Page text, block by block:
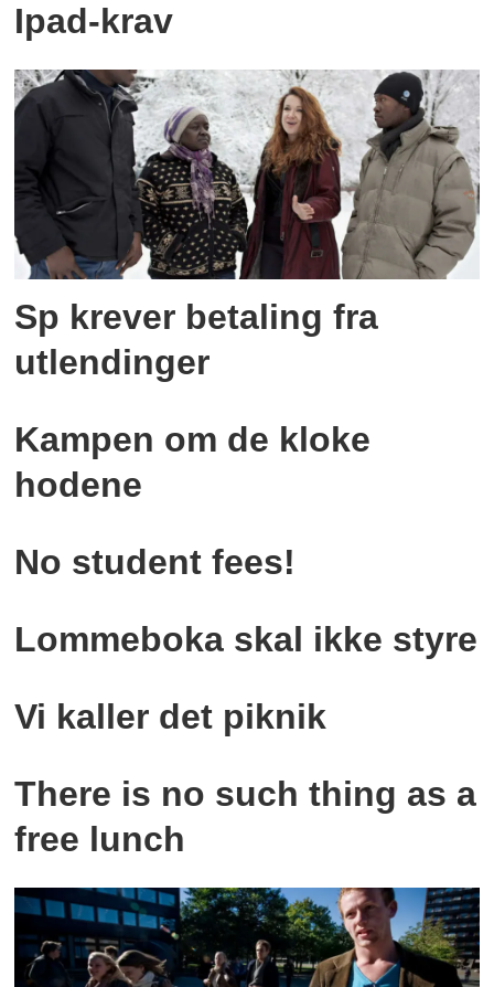
Ipad-krav
Sp krever betaling fra
utlendinger
Kampen om de kloke
hodene
No student fees!
Lommeboka skal ikke styre
Vi kaller det piknik
There is no such thing as a
free lunch